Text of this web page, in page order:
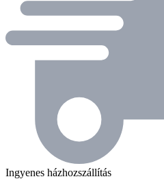
Ingyenes házhozszállítás